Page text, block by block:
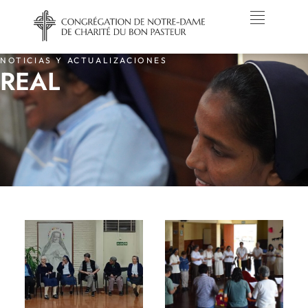
NOTICIAS Y ACTUALIZACIONES
REAL